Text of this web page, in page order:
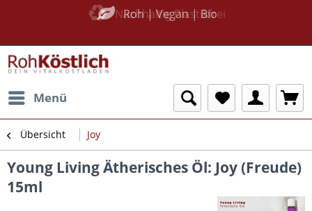
Roh | Vegan | Bio
Nachhaltig Plastikfrei
Menü
Übersicht Joy
Young Living Ätherisches Öl: Joy (Freude)
15ml